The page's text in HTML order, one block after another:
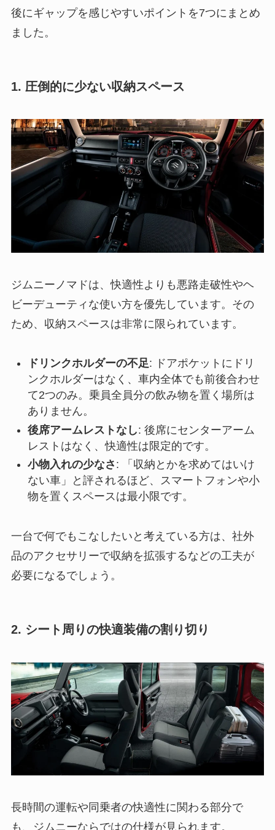
後にギャップを感じやすいポイントを7つにまとめ
ました。
1. 圧倒的に少ない収納スペース
ジムニーノマドは、快適性よりも悪路走破性やヘ
ビーデューティな使い方を優先しています。その
ため、収納スペースは非常に限られています。
ドリンクホルダーの不足: ドアポケットにドリ
ンクホルダーはなく、車内全体でも前後合わせ
て2つのみ。乗員全員分の飲み物を置く場所は
ありません。
後席アームレストなし: 後席にセンターアーム
レストはなく、快適性は限定的です。
小物入れの少なさ : 「収納とかを求めてはいけ
ない車」と評されるほど、スマートフォンや小
物を置くスペースは最小限です。
一台で何でもこなしたいと考えている方は、社外
品のアクセサリーで収納を拡張するなどの工夫が
必要になるでしょう。
2. シート周りの快適装備の割り切り
長時間の運転や同乗者の快適性に関わる部分で
も、ジムニーならではの仕様が見られます。